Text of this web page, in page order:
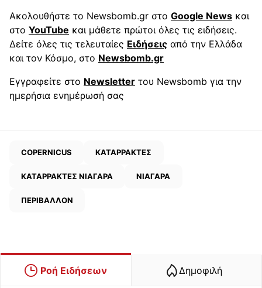
Ακολουθήστε το Newsbomb.gr στο Google News και
στο YouTube και μάθετε πρώτοι όλες τις ειδήσεις.
Δείτε όλες τις τελευταίες Ειδήσεις από την Ελλάδα
και τον Κόσμο, στο Newsbomb.gr
Εγγραφείτε στο Newsletter του Newsbomb για την
ημερήσια ενημέρωσή σας
COPERNICUS ΚΑΤΑΡΡΑΚΤΕΣ
ΚΑΤΑΡΡΑΚΤΕΣ ΝΙΑΓΑΡΑ ΝΙΑΓΑΡΑ
ΠΕΡΙΒΑΛΛΟΝ
Ροή Ειδήσεων Δημοφιλή